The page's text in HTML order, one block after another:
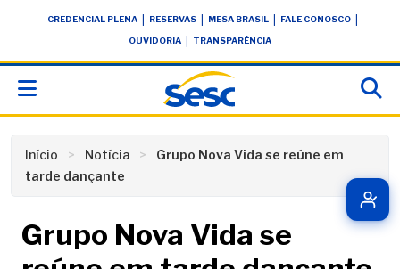
conteúdoCREDENCIAL PLENA RESERVAS MESA BRASIL FALE CONOSCO
OUVIDORIA TRANSPARÊNCIA
Início Notícia
Grupo Nova Vida se reúne em
tarde dançante
Grupo Nova Vida se